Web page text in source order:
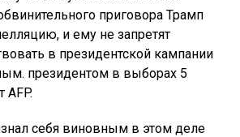
приговора Трамп
и ему не запретят
в президентской кампании
президентом в выборах 5
AFP.
себя виновным в этом деле